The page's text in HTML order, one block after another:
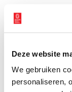
Deze website
We gebruiken
personaliseren,
Bron:
Publicatiedatum: